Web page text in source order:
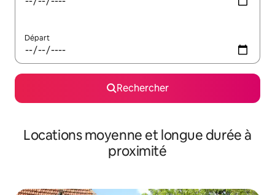
Départ
Rechercher
Locations moyenne et longue durée à
proximité